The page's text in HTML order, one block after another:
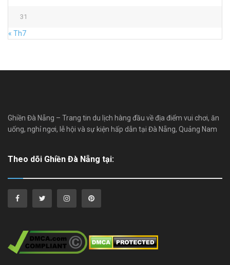
31
« Th7
Ghiền Đà Nẵng – Trang tin du lịch hàng đầu về địa điểm vui chơi, ăn
uống, nghỉ ngơi, lễ hội và sự kiện hấp dẫn tại Đà Nẵng, Quảng Nam
Theo dõi Ghiền Đà Nẵng tại: